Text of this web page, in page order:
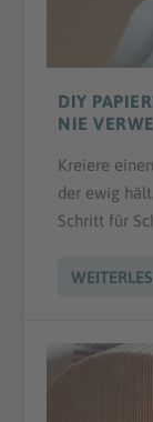
DIY
IE
Kreiere
der ewig
Schritt für